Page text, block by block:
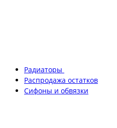
Радиаторы
Распродажа остатков
Сифоны и обвязки